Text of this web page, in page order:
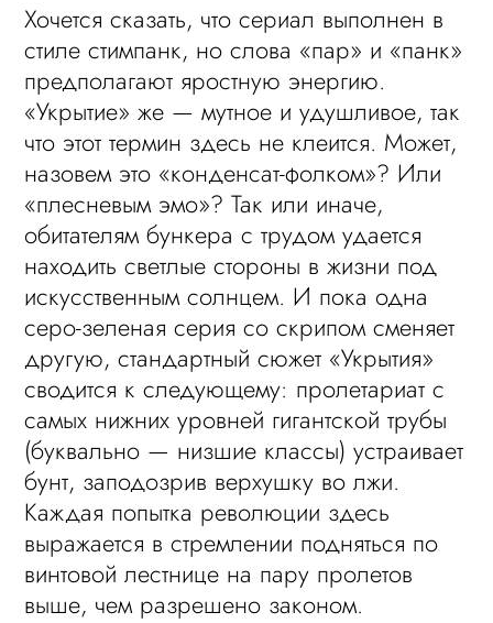
Хочется сказать, что сериал выполнен в
стиле стимпанк, но слова «пар» и «панк»
предполагают яростную энергию.
«Укрытие» же — мутное и удушливое, так
что этот термин здесь не клеится. Может,
назовем это «конденсат-фолком»? Или
«плесневым эмо»? Так или иначе,
обитателям бункера с трудом удается
находить светлые стороны в жизни под
искусственным солнцем. И пока одна
серо-зеленая серия со скрипом сменяет
другую, стандартный сюжет «Укрытия»
сводится к следующему: пролетариат с
самых нижних уровней гигантской трубы
(буквально — низшие классы) устраивает
бунт, заподозрив верхушку во лжи.
Каждая попытка революции здесь
выражается в стремлении подняться по
винтовой лестнице на пару пролетов
выше, чем разрешено законом.